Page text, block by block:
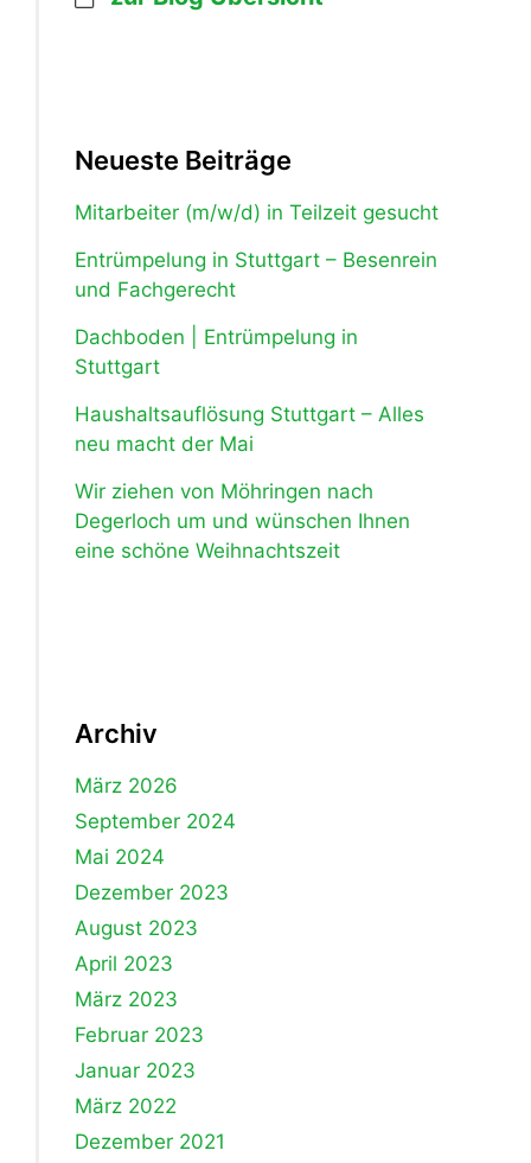
Neueste Beiträge
Mitarbeiter (m/w/d) in Teilzeit gesucht
Entrümpelung in Stuttgart – Besenrein
und Fachgerecht
Dachboden | Entrümpelung in
Stuttgart
Haushaltsauflösung Stuttgart – Alles
neu macht der Mai
Wir ziehen von Möhringen nach
Degerloch um und wünschen Ihnen
eine schöne Weihnachtszeit
Archiv
März 2026
September 2024
Mai 2024
Dezember 2023
August 2023
April 2023
März 2023
Februar 2023
Januar 2023
März 2022
Dezember 2021